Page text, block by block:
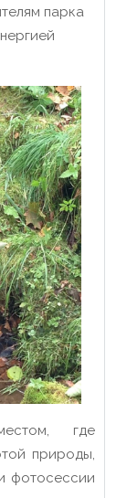
парка
где
природы,
фотосессии